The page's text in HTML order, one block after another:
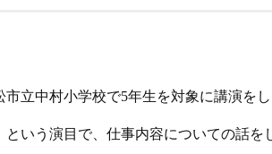
立中村小学校で5年生を対象に講演をし
という演目で、仕事内容についての話を